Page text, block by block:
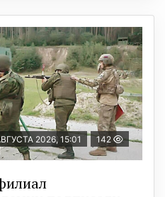
2026, 15:01 142